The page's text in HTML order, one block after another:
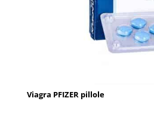
Viagra PFIZER pillole